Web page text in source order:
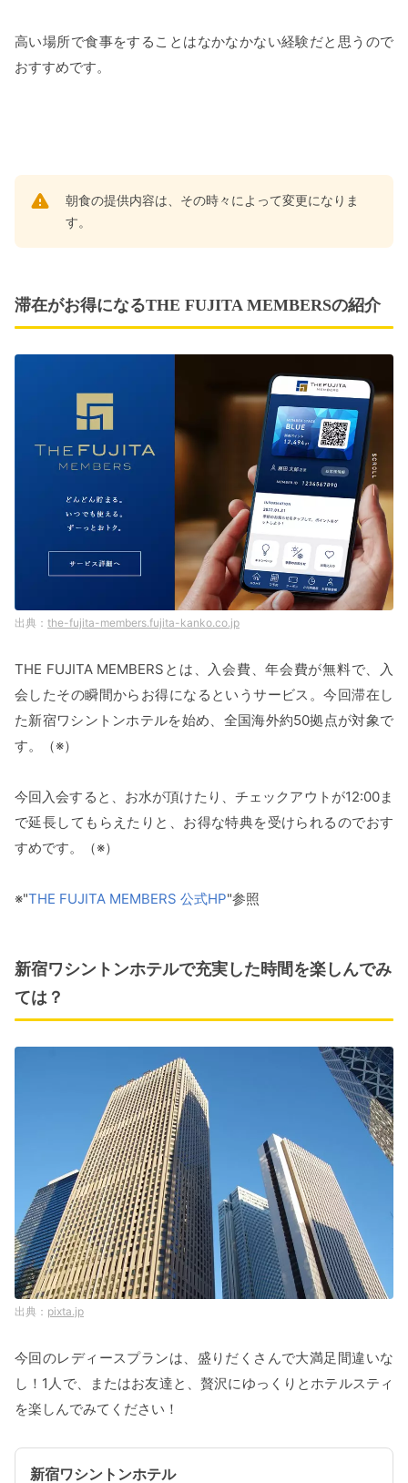
高い場所で食事をすることはなかなかない経験だと思うので
おすすめです。
朝食の提供内容は、その時々によって変更になりま
す。
滞在がお得になるTHE FUJITA MEMBERSの紹介
the-fujita-members.fujita-kanko.co.jp
THE FUJITA MEMBERSとは、入会費、年会費が無料で、入
会したその瞬間からお得になるというサービス。今回滞在し
た新宿ワシントンホテルを始め、全国海外約50拠点が対象で
す。（※）
今回入会すると、お水が頂けたり、チェックアウトが12:00ま
で延長してもらえたりと、お得な特典を受けられるのでおす
すめです。（※）
※"THE FUJITA MEMBERS 公式HP"参照
新宿ワシントンホテルで充実した時間を楽しんでみ
ては？
pixta.jp
今回のレディースプランは、盛りだくさんで大満足間違いな
し！1人で、またはお友達と、贅沢にゆっくりとホテルスティ
を楽しんでみてください！
新宿ワシントンホテル